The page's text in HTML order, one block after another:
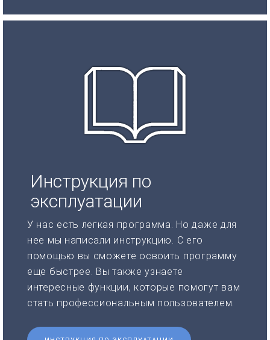
Инструкция по
эксплуатации
У нас есть легкая программа. Но даже для
нее мы написали инструкцию. С его
помощью вы сможете освоить программу
еще быстрее. Вы также узнаете
интересные функции, которые помогут вам
стать профессиональным пользователем.